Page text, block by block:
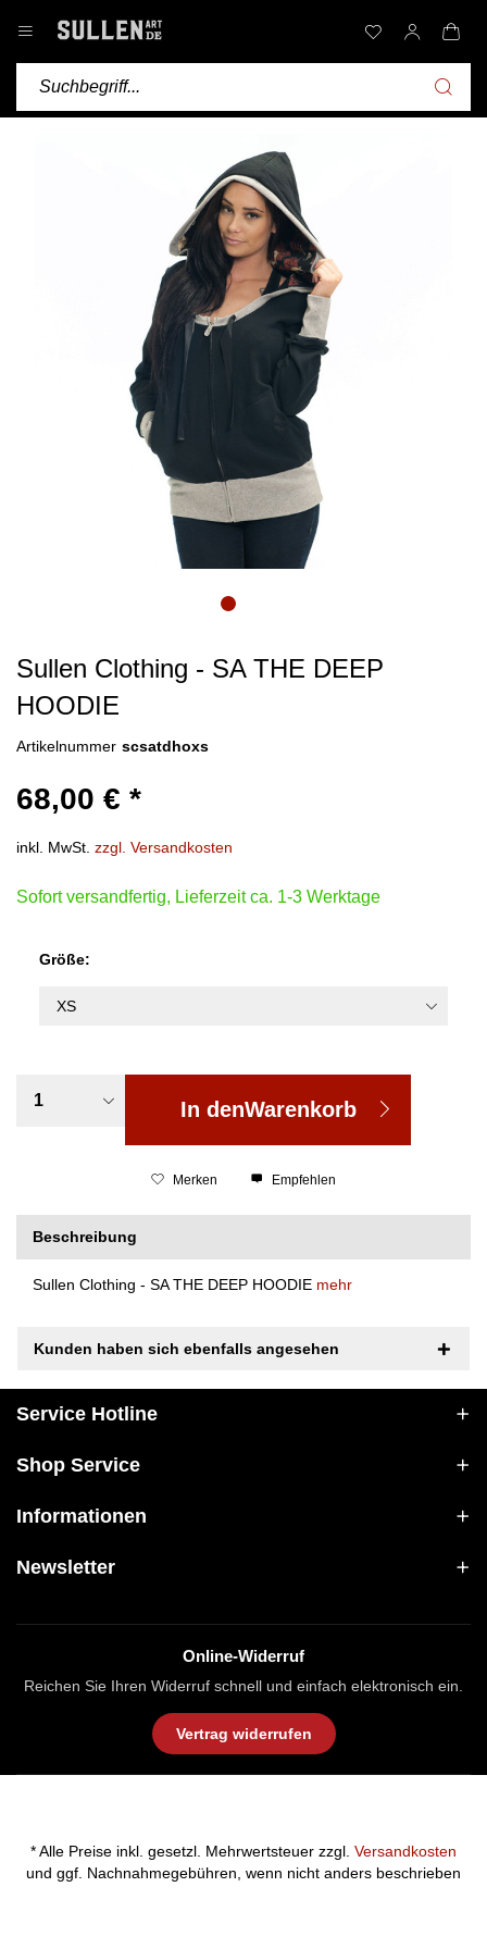
Sullen Clothing - SA THE DEEP
HOODIE
Artikelnummer scsatdhoxs
68,00 € *
inkl. MwSt. zzgl. Versandkosten
Sofort versandfertig, Lieferzeit ca. 1-3 Werktage
Größe:
In denWarenkorb
Merken Empfehlen
Beschreibung
Sullen Clothing - SA THE DEEP HOODIE mehr
Kunden haben sich ebenfalls angesehen
Service Hotline
Shop Service
Informationen
Newsletter
Online-Widerruf
Reichen Sie Ihren Widerruf schnell und einfach elektronisch ein.
Vertrag widerrufen
* Alle Preise inkl. gesetzl. Mehrwertsteuer zzgl. Versandkosten
und ggf. Nachnahmegebühren, wenn nicht anders beschrieben